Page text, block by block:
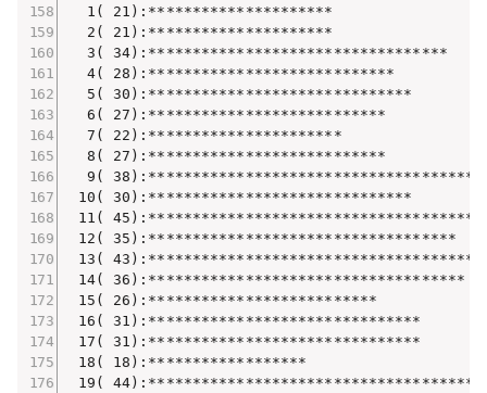
  1( 21):*********************
  2( 21):*********************
  3( 34):**********************************
  4( 28):****************************
  5( 30):******************************
  6( 27):***************************
  7( 22):**********************
  8( 27):***************************
  9( 38):**************************************
10( 30):******************************
11(
12( 35):***********************************
13(
14( 36):************************************
15( 26):**************************
16( 31):*******************************
17( 31):*******************************
18( 18):******************
19(